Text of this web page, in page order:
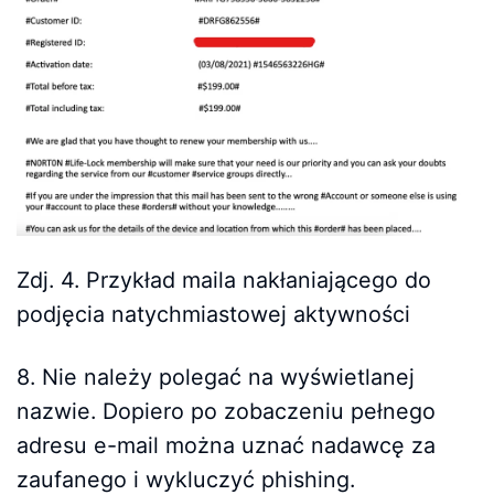
Zdj. 4. Przykład maila nakłaniającego do
podjęcia natychmiastowej aktywności
8. Nie należy polegać na wyświetlanej
nazwie. Dopiero po zobaczeniu pełnego
adresu e-mail można uznać nadawcę za
zaufanego i wykluczyć phishing.